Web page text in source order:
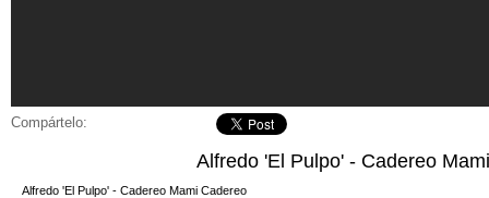
Compártelo:
Alfredo 'El Pulpo' - Cadereo
Alfredo 'El Pulpo' - Cadereo Mami Cadereo